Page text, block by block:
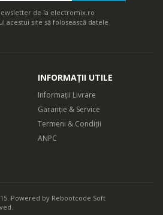
de la electromix.ro
acestui site să folosească datele
INFORMAȚII UTILE
Informații Livrare
Garanție & Service
Termeni & Condiții
ANPC
Powered by Rebootcode Soft